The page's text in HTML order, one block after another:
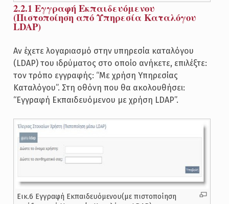
2.2.1 Εγγραφή Εκπαιδευόμενου
(Πιστοποίηση από Υπηρεσία Καταλόγου
LDAP)
Αν έχετε λογαριασμό στην υπηρεσία καταλόγου
(LDAP) του ιδρύματος στο οποίο ανήκετε, επιλέξτε:
τον τρόπο εγγραφής: “Με χρήση Υπηρεσίας
Καταλόγου”. Στη οθόνη που θα ακολουθήσει:
“Εγγραφή Εκπαιδευόμενου με χρήση LDAP”.
Εικ.6 Εγγραφή Εκπαιδευόμενου(με πιστοποίηση